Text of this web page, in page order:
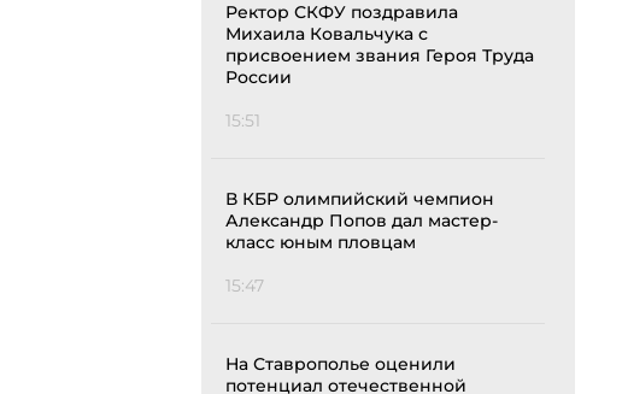
Ректор СКФУ поздравила
Михаила Ковальчука с
присвоением звания Героя Труда
России
15:51
В КБР олимпийский чемпион
Александр Попов дал мастер-
класс юным пловцам
15:47
На Ставрополье оценили
потенциал отечественной